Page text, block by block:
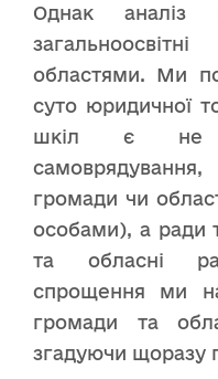
Однак аналіз
областями. Ми
суто юридичної
шкіл є не
самоврядування,
громади чи
особами), а ради
та обласні
спрощення ми
громади та
згадуючи щоразу